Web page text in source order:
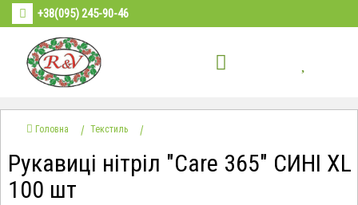
+38(095) 245-90-46
Головна Текстиль
Рукавиці нітріл "Care 365" СИНІ XL
100 шт